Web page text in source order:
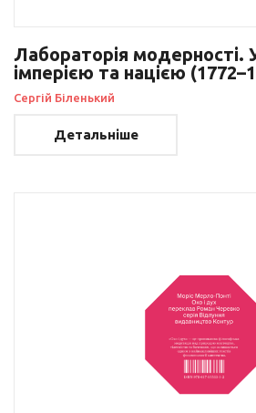
Лабораторія модерності.
імперією та нацією
Сергій Біленький
Детальніше